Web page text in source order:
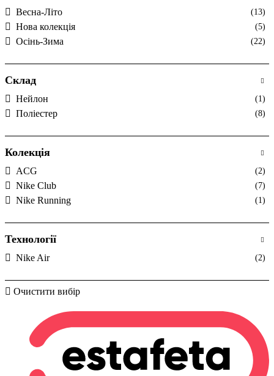
Весна-Літо (13)
Нова колекція (5)
Осінь-Зима (22)
Склад
Нейлон (1)
Поліестер (8)
Колекція
ACG (2)
Nike Club (7)
Nike Running (1)
Технології
Nike Air (2)
Очистити вибір